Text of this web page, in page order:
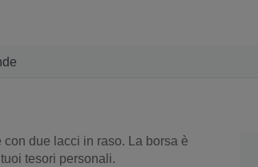
due lacci in raso. La borsa è
tesori personali.